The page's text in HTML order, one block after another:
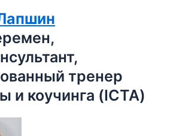
тренер
и коучинга (ICTA)